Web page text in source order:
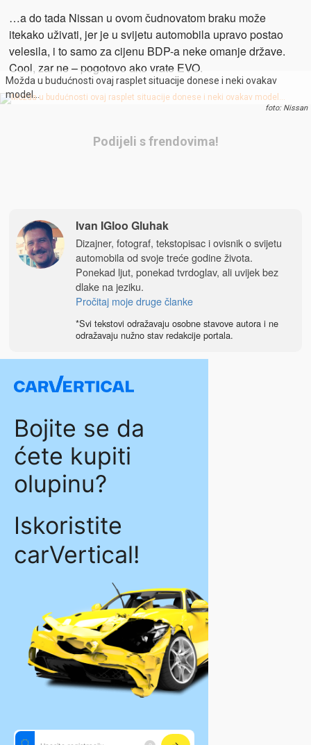
…a do tada Nissan u ovom čudnovatom braku može
itekako uživati, jer je u svijetu automobila upravo postao
velesila, i to samo za cijenu BDP-a neke omanje države.
Cool, zar ne – pogotovo ako vrate EVO.
Možda u budućnosti ovaj rasplet situacije donese i neki ovakav
model…
foto: Nissan
Podijeli s frendovima!
Ivan IGloo Gluhak
Dizajner, fotograf, tekstopisac i ovisnik o svijetu
automobila od svoje treće godine života.
Ponekad ljut, ponekad tvrdoglav, ali uvijek bez
dlake na jeziku.
Pročitaj moje druge članke
*Svi tekstovi odražavaju osobne stavove autora i ne
odražavaju nužno stav redakcije portala.